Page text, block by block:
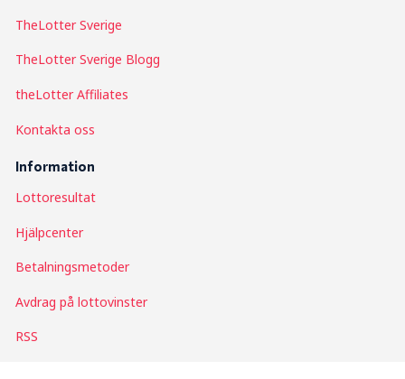
TheLotter Sverige
TheLotter Sverige Blogg
theLotter Affiliates
Kontakta oss
Information
Lottoresultat
Hjälpcenter
Betalningsmetoder
Avdrag på lottovinster
RSS